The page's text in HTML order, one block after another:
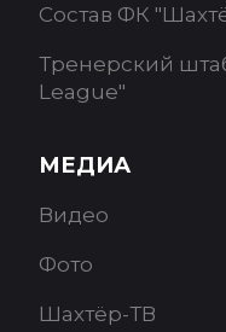
Состав ФК
Тренерский
League"
МЕДИА
Видео
Фото
Шахтёр-ТВ